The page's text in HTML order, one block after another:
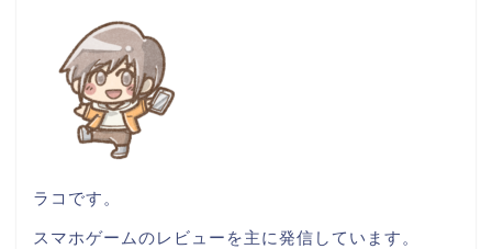
ラコです。
スマホゲームのレビューを主に発信しています。